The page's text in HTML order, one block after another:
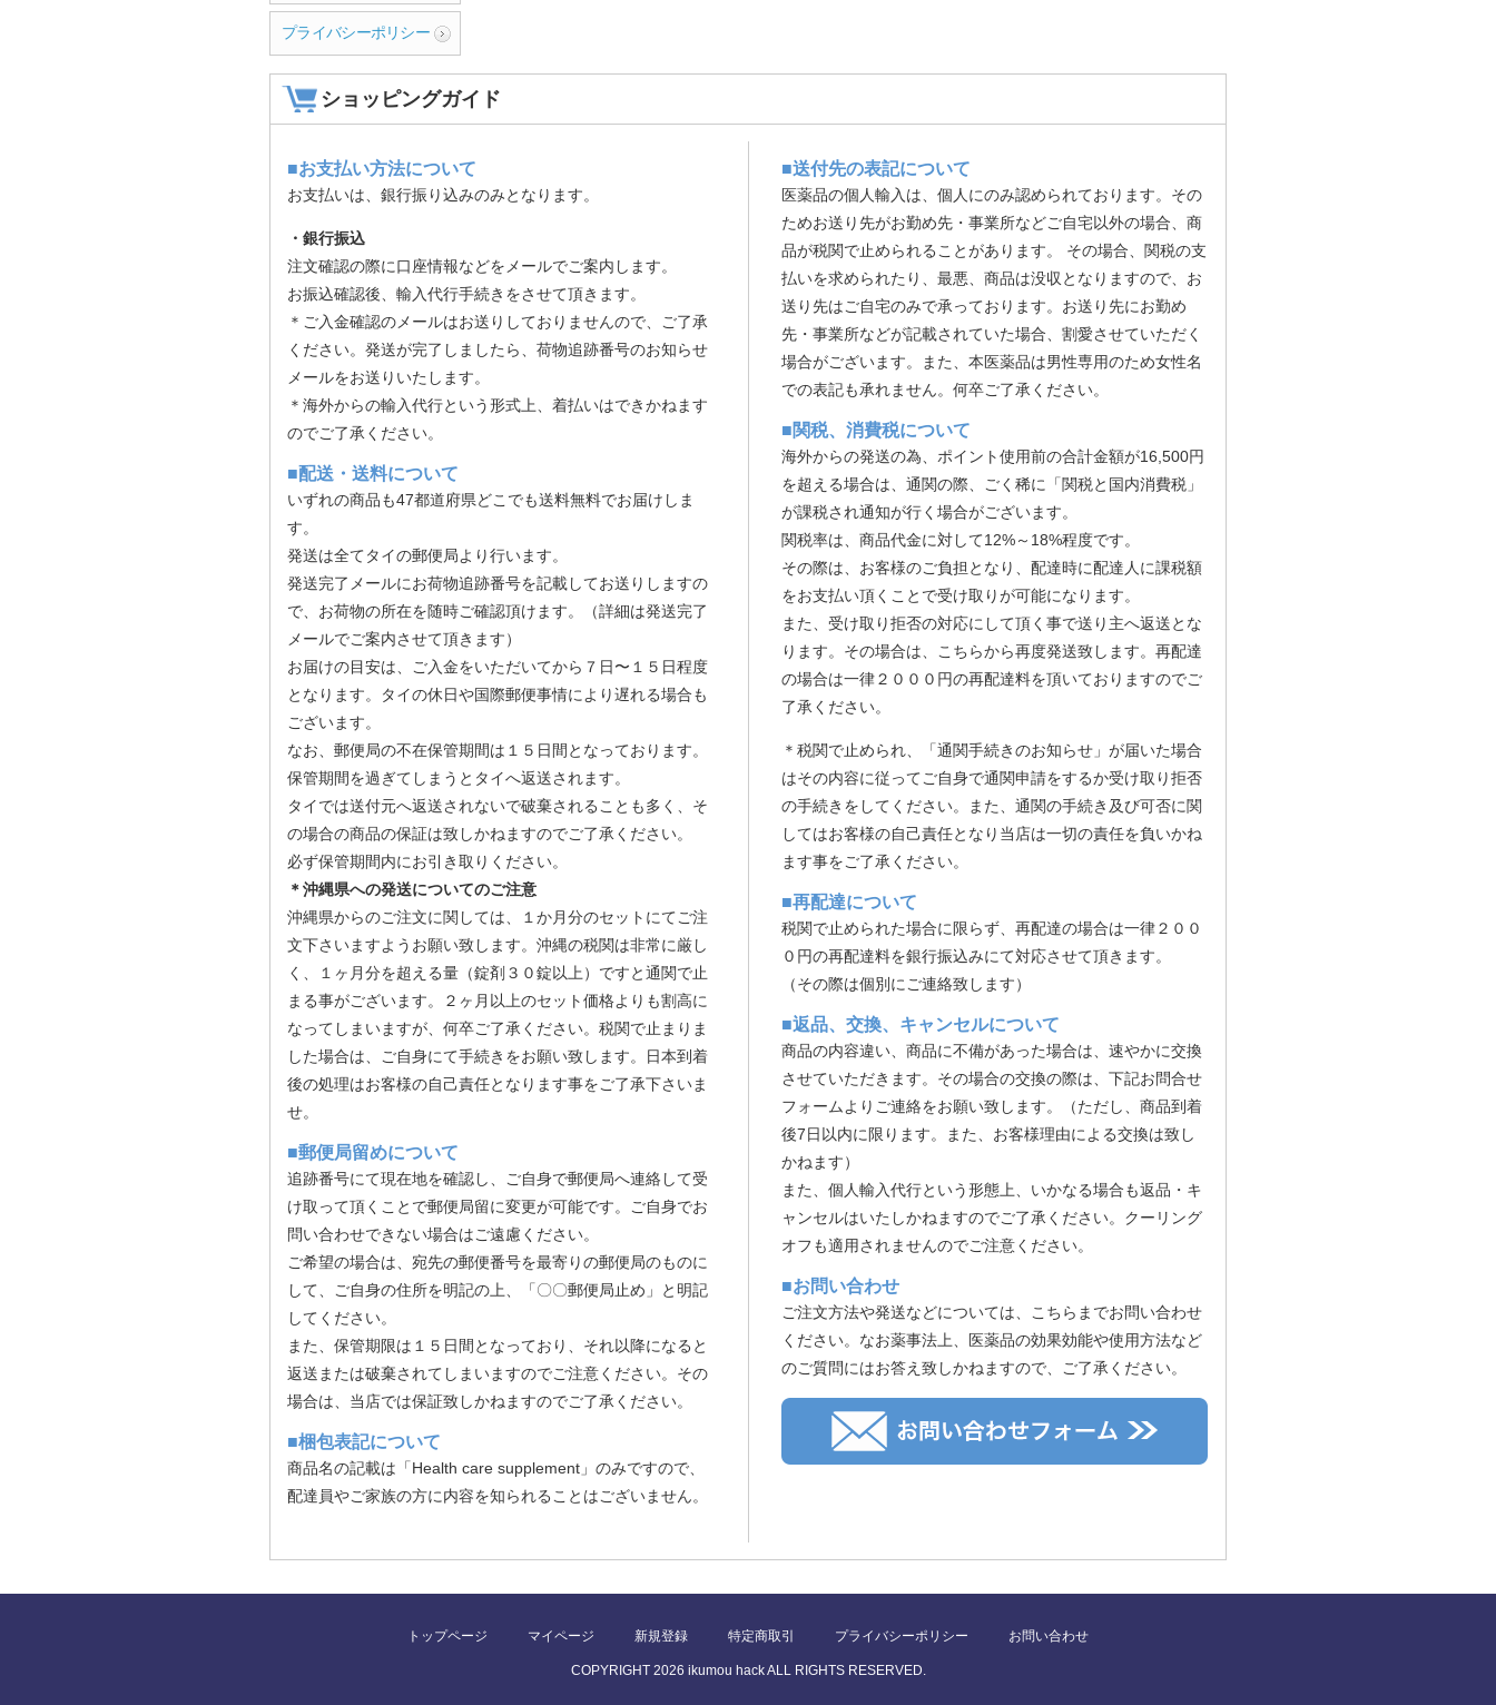
プライバシーポリシー
ショッピングガイド
■お支払い方法について
お支払いは、銀行振り込みのみとなります。
・銀行振込
注文確認の際に口座情報などをメールでご案内します。
お振込確認後、輸入代行手続きをさせて頂きます。
＊ご入金確認のメールはお送りしておりませんので、ご了承
ください。発送が完了しましたら、荷物追跡番号のお知らせ
メールをお送りいたします。
＊海外からの輸入代行という形式上、着払いはできかねます
のでご了承ください。
■配送・送料について
いずれの商品も47都道府県どこでも送料無料でお届けしま
す。
発送は全てタイの郵便局より行います。
発送完了メールにお荷物追跡番号を記載してお送りしますの
で、お荷物の所在を随時ご確認頂けます。（詳細は発送完了
メールでご案内させて頂きます）
お届けの目安は、ご入金をいただいてから７日〜１５日程度
となります。タイの休日や国際郵便事情により遅れる場合も
ございます。
なお、郵便局の不在保管期間は１５日間となっております。
保管期間を過ぎてしまうとタイへ返送されます。
タイでは送付元へ返送されないで破棄されることも多く、そ
の場合の商品の保証は致しかねますのでご了承ください。
必ず保管期間内にお引き取りください。
＊沖縄県への発送についてのご注意
沖縄県からのご注文に関しては、１か月分のセットにてご注
文下さいますようお願い致します。沖縄の税関は非常に厳し
く、１ヶ月分を超える量（錠剤３０錠以上）ですと通関で止
まる事がございます。２ヶ月以上のセット価格よりも割高に
なってしまいますが、何卒ご了承ください。税関で止まりま
した場合は、ご自身にて手続きをお願い致します。日本到着
後の処理はお客様の自己責任となります事をご了承下さいま
せ。
■郵便局留めについて
追跡番号にて現在地を確認し、ご自身で郵便局へ連絡して受
け取って頂くことで郵便局留に変更が可能です。ご自身でお
問い合わせできない場合はご遠慮ください。
ご希望の場合は、宛先の郵便番号を最寄りの郵便局のものに
して、ご自身の住所を明記の上、「〇〇郵便局止め」と明記
してください。
また、保管期限は１５日間となっており、それ以降になると
返送または破棄されてしまいますのでご注意ください。その
場合は、当店では保証致しかねますのでご了承ください。
■梱包表記について
商品名の記載は「Health care supplement」のみですので、
配達員やご家族の方に内容を知られることはございません。
■送付先の表記について
医薬品の個人輸入は、個人にのみ認められております。その
ためお送り先がお勤め先・事業所などご自宅以外の場合、商
品が税関で止められることがあります。 その場合、関税の支
払いを求められたり、最悪、商品は没収となりますので、お
送り先はご自宅のみで承っております。お送り先にお勤め
先・事業所などが記載されていた場合、割愛させていただく
場合がございます。また、本医薬品は男性専用のため女性名
での表記も承れません。何卒ご了承ください。
■関税、消費税について
海外からの発送の為、ポイント使用前の合計金額が16,500円
を超える場合は、通関の際、ごく稀に「関税と国内消費税」
が課税され通知が行く場合がございます。
関税率は、商品代金に対して12%～18%程度です。
その際は、お客様のご負担となり、配達時に配達人に課税額
をお支払い頂くことで受け取りが可能になります。
また、受け取り拒否の対応にして頂く事で送り主へ返送とな
ります。その場合は、こちらから再度発送致します。再配達
の場合は一律２０００円の再配達料を頂いておりますのでご
了承ください。
＊税関で止められ、「通関手続きのお知らせ」が届いた場合
はその内容に従ってご自身で通関申請をするか受け取り拒否
の手続きをしてください。また、通関の手続き及び可否に関
してはお客様の自己責任となり当店は一切の責任を負いかね
ます事をご了承ください。
■再配達について
税関で止められた場合に限らず、再配達の場合は一律２００
０円の再配達料を銀行振込みにて対応させて頂きます。
（その際は個別にご連絡致します）
■返品、交換、キャンセルについて
商品の内容違い、商品に不備があった場合は、速やかに交換
させていただきます。その場合の交換の際は、下記お問合せ
フォームよりご連絡をお願い致します。（ただし、商品到着
後7日以内に限ります。また、お客様理由による交換は致し
かねます）
また、個人輸入代行という形態上、いかなる場合も返品・キ
ャンセルはいたしかねますのでご了承ください。クーリング
オフも適用されませんのでご注意ください。
■お問い合わせ
ご注文方法や発送などについては、こちらまでお問い合わせ
ください。なお薬事法上、医薬品の効果効能や使用方法など
のご質問にはお答え致しかねますので、ご了承ください。
トップページ マイページ 新規登録 特定商取引 プライバシーポリシー お問い合わせ
COPYRIGHT 2026 ikumou hack ALL RIGHTS RESERVED.